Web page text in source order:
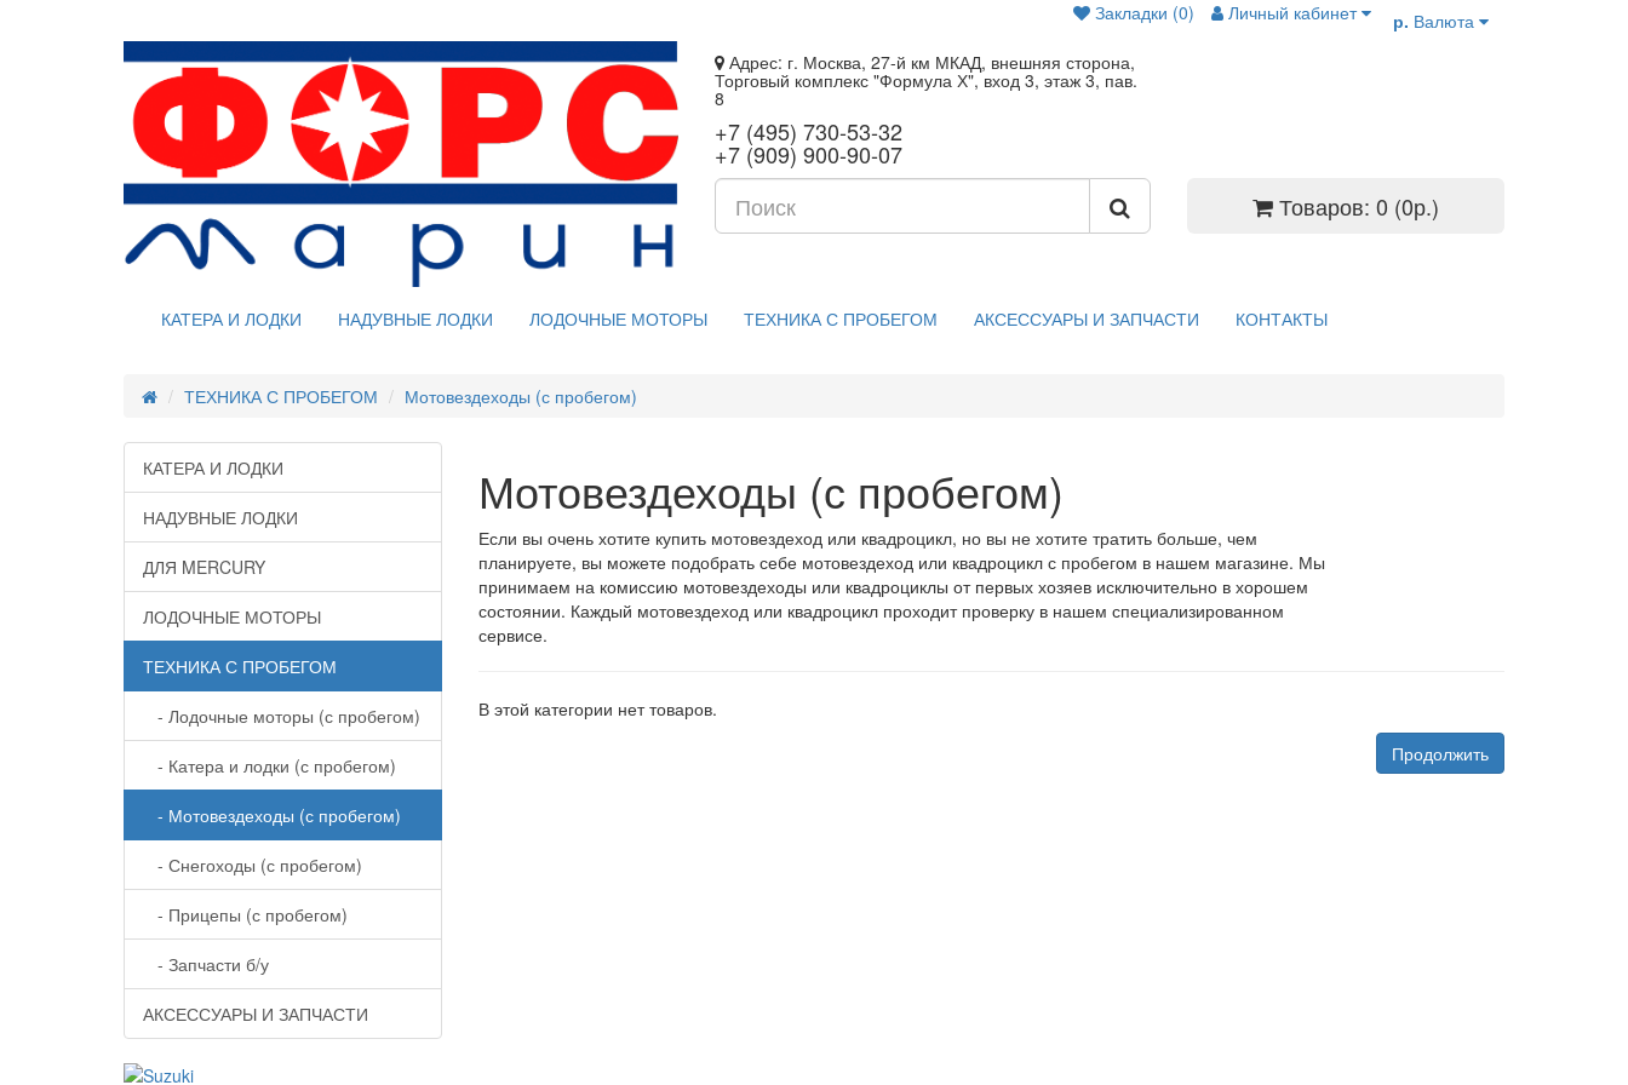
Закладки (0) Личный кабинет р. Валюта
Адрес: г. Москва, 27-й км МКАД, внешняя сторона,
Торговый комплекс "Формула Х", вход 3, этаж 3, пав.
8
+7 (495) 730-53-32
+7 (909) 900-90-07
Товаров: 0 (0р.)
КАТЕРА И ЛОДКИ НАДУВНЫЕ ЛОДКИ ЛОДОЧНЫЕ МОТОРЫ ТЕХНИКА С ПРОБЕГОМ АКСЕССУАРЫ И ЗАПЧАСТИ КОНТАКТЫ
ТЕХНИКА С ПРОБЕГОМ Мотовездеходы (с пробегом)
КАТЕРА И ЛОДКИ
НАДУВНЫЕ ЛОДКИ
ДЛЯ MERCURY
ЛОДОЧНЫЕ МОТОРЫ
ТЕХНИКА С ПРОБЕГОМ
- Лодочные моторы (с пробегом)
- Катера и лодки (с пробегом)
- Мотовездеходы (с пробегом)
- Снегоходы (с пробегом)
- Прицепы (с пробегом)
- Запчасти б/у
АКСЕССУАРЫ И ЗАПЧАСТИ
Мотовездеходы (с пробегом)
Если вы очень хотите купить мотовездеход или квадроцикл, но вы не хотите тратить больше, чем
планируете, вы можете подобрать себе мотовездеход или квадроцикл с пробегом в нашем магазине. Мы
принимаем на комиссию мотовездеходы или квадроциклы от первых хозяев исключительно в хорошем
состоянии. Каждый мотовездеход или квадроцикл проходит проверку в нашем специализированном
сервисе.
В этой категории нет товаров.
Продолжить